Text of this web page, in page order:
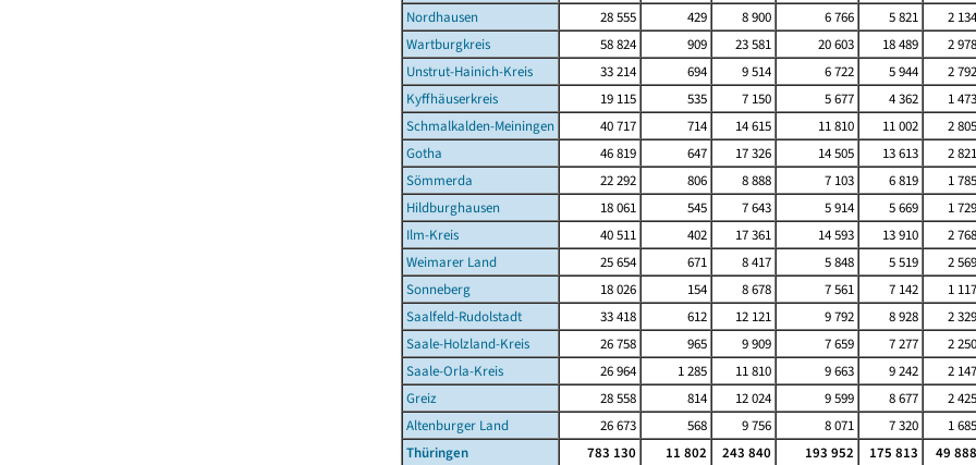
Nordhausen
28 555 429 8 900 6 766 5 821 2 134
Wartburgkreis
58 824 909 23 581 20 603 18 489 2 978
Unstrut-Hainich-Kreis
33 214 694 9 514 6 722 5 944 2 792
Kyffhäuserkreis
19 115 535 7 150 5 677 4 362 1 473
Schmalkalden-Meiningen
40 717 714 14 615 11 810 11 002 2 805
Gotha
46 819 647 17 326 14 505 13 613 2 821
Sömmerda
22 292 806 8 888 7 103 6 819 1 785
Hildburghausen
18 061 545 7 643 5 914 5 669 1 729
Ilm-Kreis
40 511 402 17 361 14 593 13 910 2 768
Weimarer Land
25 654 671 8 417 5 848 5 519 2 569
Sonneberg
18 026 154 8 678 7 561 7 142 1 117
Saalfeld-Rudolstadt
33 418 612 12 121 9 792 8 928 2 329
Saale-Holzland-Kreis
26 758 965 9 909 7 659 7 277 2 250
Saale-Orla-Kreis
26 964 1 285 11 810 9 663 9 242 2 147
Greiz
28 558 814 12 024 9 599 8 677 2 425
Altenburger Land
26 673 568 9 756 8 071 7 320 1 685
Thüringen
783 130 11 802 243 840 193 952 175 813 49 888